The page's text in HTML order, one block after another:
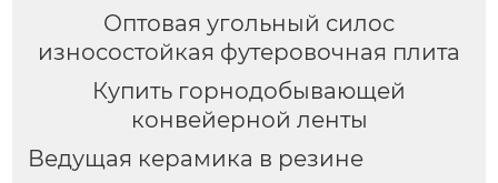
Оптовая угольный силос
износостойкая футеровочная плита
Купить горнодобывающей
конвейерной ленты
Ведущая керамика в резине